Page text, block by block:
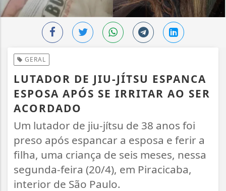
GERAL
LUTADOR DE JIU-JÍTSU ESPANCA
ESPOSA APÓS SE IRRITAR AO SER
ACORDADO
Um lutador de jiu-jítsu de 38 anos foi
preso após espancar a esposa e ferir a
filha, uma criança de seis meses, nessa
segunda-feira (20/4), em Piracicaba,
interior de São Paulo.